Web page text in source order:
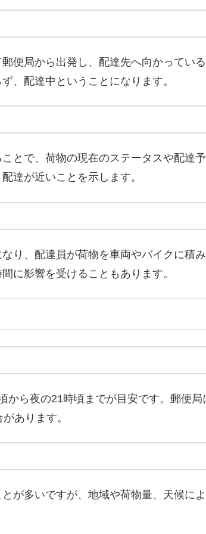
便局から出発し、配達先へ向かってい
、配達中ということになります。
とで、荷物の現在のステータスや配達
達が近いことを示します。
り、配達員が荷物を車両やバイクに積
に影響を受けることもあります。
から夜の21時頃までが目安です。郵便局
あります。
が多いですが、地域や荷物量、天候に